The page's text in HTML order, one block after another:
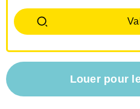
Louer pour